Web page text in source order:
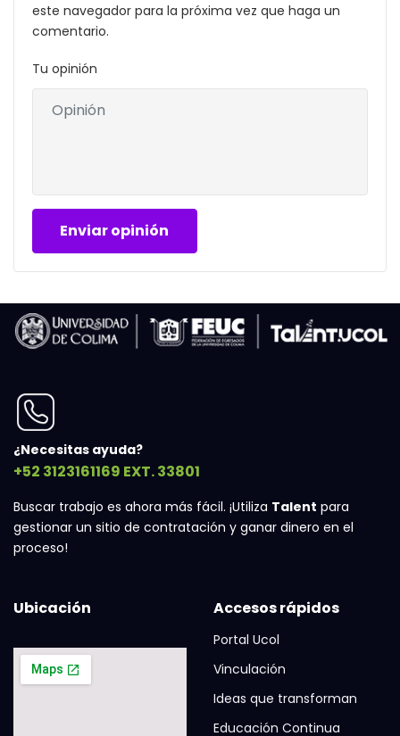
este navegador para la próxima vez que haga un
comentario.
Tu opinión
¿Necesitas ayuda?
+52 3123161169 EXT. 33801
Buscar trabajo es ahora más fácil. ¡Utiliza Talent para
gestionar un sitio de contratación y ganar dinero en el
proceso!
Ubicación Accesos rápidos
Portal Ucol
Vinculación
Ideas que transforman
Educación Continua